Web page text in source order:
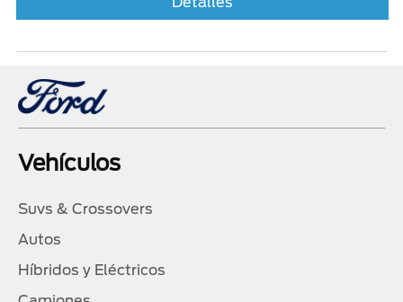
Vehículos
Suvs & Crossovers
Autos
Híbridos y Eléctricos